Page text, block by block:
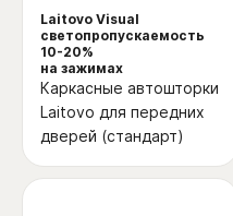
Laitovo Visual
светопропускаемость
10-20%
на зажимах
Каркасные автошторки
Laitovo для передних
дверей (стандарт)